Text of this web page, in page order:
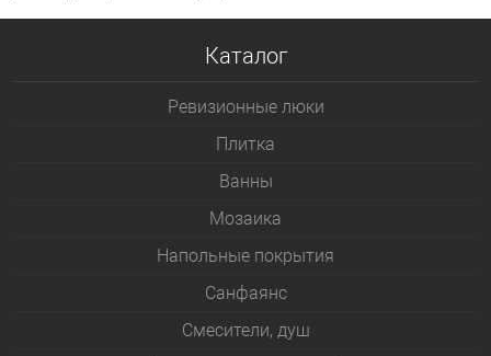
Каталог
Ревизионные люки
Плитка
Bанны
Мозаика
Напольные покрытия
Санфаянс
Смесители, душ